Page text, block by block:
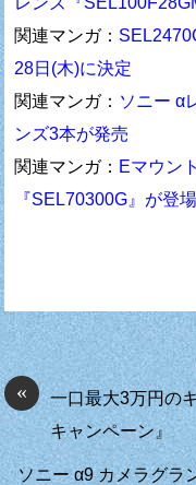
関連マンガ：
28日(木)に決定
関連マンガ： ソニー α
ンズ3本が発売
関連マンガ： Eマウン
『SEL70300G』が登場
«
一口最大3万円の
キャンペーン』
ソニー α9 カメラグラ